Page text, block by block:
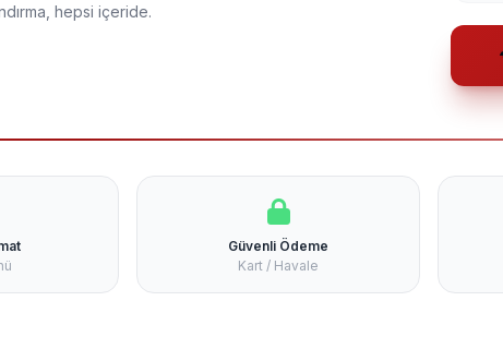
hepsi içeride.
Güvenli Ödeme
Kart / Havale